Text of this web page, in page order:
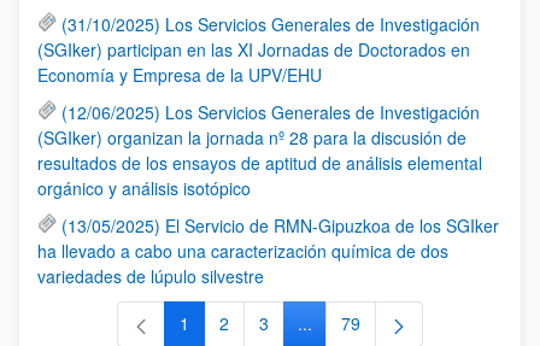
(31/10/2025) Los Servicios Generales de Investigación
(SGIker) participan en las XI Jornadas de Doctorados en
Economía y Empresa de la UPV/EHU
(12/06/2025) Los Servicios Generales de Investigación
(SGIker) organizan la jornada nº 28 para la discusión de
resultados de los ensayos de aptitud de análisis elemental
orgánico y análisis isotópico
(13/05/2025) El Servicio de RMN-Gipuzkoa de los SGIker
ha llevado a cabo una caracterización química de dos
variedades de lúpulo silvestre
Página
1 Página
2 Página
3 ...Páginas intermedias Use TAB
Página
79